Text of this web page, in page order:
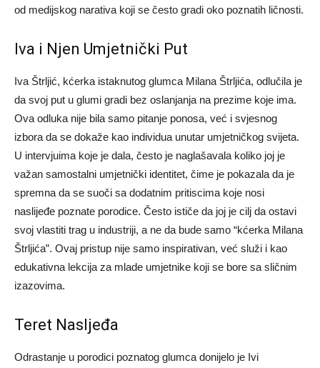
od medijskog narativa koji se često gradi oko poznatih ličnosti.
Iva i Njen Umjetnički Put
Iva Štrljić, kćerka istaknutog glumca Milana Štrljića, odlučila je
da svoj put u glumi gradi bez oslanjanja na prezime koje ima.
Ova odluka nije bila samo pitanje ponosa, već i svjesnog
izbora da se dokaže kao individua unutar umjetničkog svijeta.
U intervjuima koje je dala, često je naglašavala koliko joj je
važan samostalni umjetnički identitet, čime je pokazala da je
spremna da se suoči sa dodatnim pritiscima koje nosi
naslijeđe poznate porodice. Često ističe da joj je cilj da ostavi
svoj vlastiti trag u industriji, a ne da bude samo “kćerka Milana
Štrljića”. Ovaj pristup nije samo inspirativan, već služi i kao
edukativna lekcija za mlade umjetnike koji se bore sa sličnim
izazovima.
Teret Nasljeđa
Odrastanje u porodici poznatog glumca donijelo je Ivi